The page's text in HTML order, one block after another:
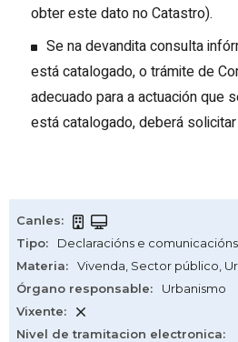
obter este dato no Catastro).
Se na devandita consulta
está catalogado, o trámite de
adecuado para a actuación que
está catalogado, deberá
Canles:
Tipo:
Declaracións e
Materia: Vivenda Sector público
Órgano responsable:
Urbanismo
Vixente:
Nivel de tramitacion electronica: